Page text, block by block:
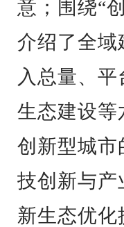
意；围绕“
介绍了全域
入总量、
生态建设等
创新型城市
技创新与产
新生态优